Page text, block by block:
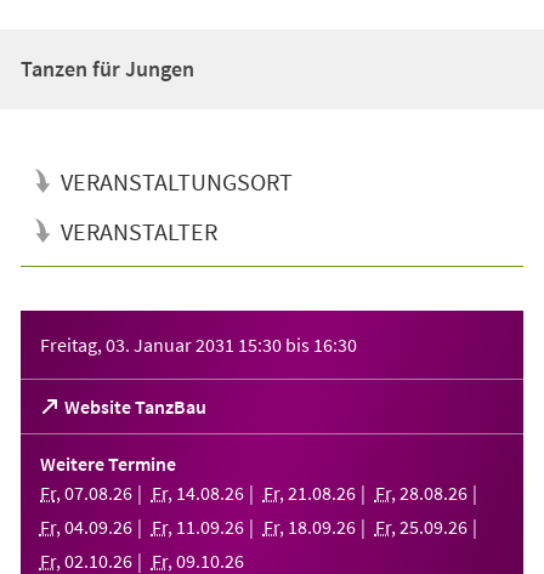
Tanzen für Jungen
VERANSTALTUNGSORT
VERANSTALTER
Freitag, 03. Januar 2031 15:30 bis 16:30
Website TanzBau
(Öffnet
in
einem
neuen
Tab)
Weitere Termine
Fr, 07.08.26 Fr, 14.08.26 Fr, 21 .08.26 Fr, 28.08.26
Fr, 04.09.26 Fr, 11 .09.26 Fr, 18.09.26 Fr, 25.09.26
Fr, 02.10.26 Fr, 09.10.26